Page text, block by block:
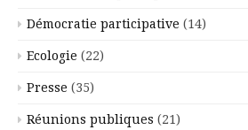
Démocratie participative (14)
Ecologie (22)
Presse (35)
Réunions publiques (21)